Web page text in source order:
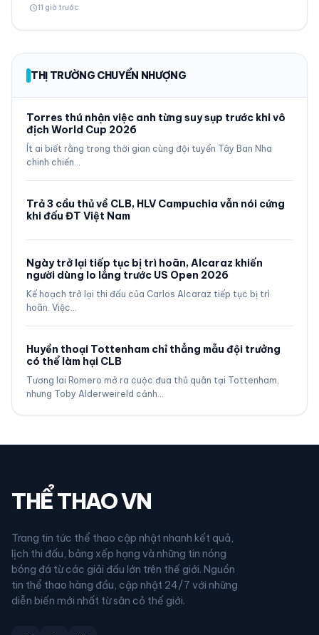
schedule11 giờ trước
THỊ TRƯỜNG CHUYỂN NHƯỢNG
Torres thú nhận việc anh từng suy sụp trước khi vô
địch World Cup 2026
Ít ai biết rằng trong thời gian cùng đội tuyển Tây Ban Nha
chinh chiến…
Trả 3 cầu thủ về CLB, HLV Campuchia vẫn nói cứng
khi đấu ĐT Việt Nam
Ngày trở lại tiếp tục bị trì hoãn, Alcaraz khiến
người dùng lo lắng trước US Open 2026
Kế hoạch trở lại thi đấu của Carlos Alcaraz tiếp tục bị trì
hoãn. Việc…
Huyền thoại Tottenham chỉ thẳng mẫu đội trưởng
có thể làm hại CLB
Tương lai Romero mở ra cuộc đua thủ quân tại Tottenham,
nhưng Toby Alderweireld cảnh…
THỂ THAO VN
Trang tin tức thể thao cập nhật nhanh kết quả,
lịch thi đấu, bảng xếp hạng và những tin nóng
bóng đá từ các giải đấu lớn trên thế giới. Nguồn
tin thể thao hàng đầu, cập nhật 24/7 với những
diễn biến mới nhất từ sân cỏ thế giới.